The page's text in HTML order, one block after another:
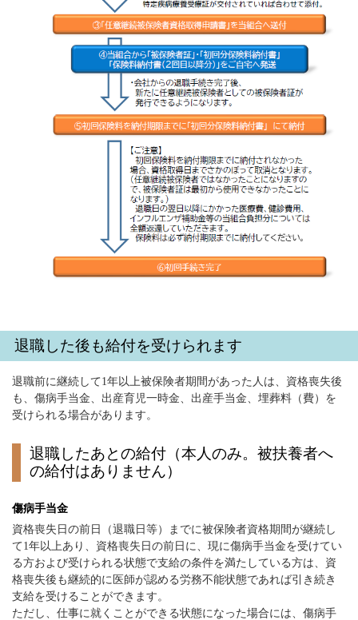
退職した後も給付を受けられます
退職前に継続して1年以上被保険者期間があった人は、資格喪失後
も、傷病手当金、出産育児一時金、出産手当金、埋葬料（費）を
受けられる場合があります。
退職したあとの給付（本人のみ。被扶養者へ
の給付はありません）
傷病手当金
資格喪失日の前日（退職日等）までに被保険者資格期間が継続し
て1年以上あり、資格喪失日の前日に、現に傷病手当金を受けてい
る方および受けられる状態で支給の条件を満たしている方は、資
格喪失後も継続的に医師が認める労務不能状態であれば引き続き
支給を受けることができます。
ただし、仕事に就くことができる状態になった場合には、傷病手